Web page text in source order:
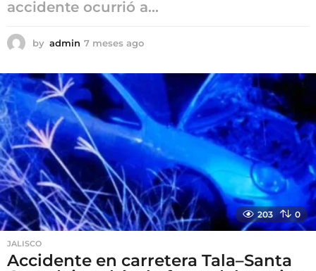
accidente ocurrió a...
by admin 7 meses ago
s
o
203 0
JALISCO
Accidente en carretera Tala–Santa